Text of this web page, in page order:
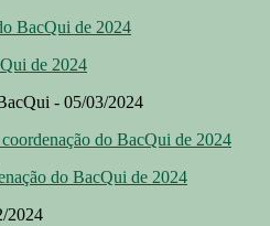
BacQui de 2024
de 2024
- 05/03/2024
do BacQui de 2024
do BacQui de 2024
2024